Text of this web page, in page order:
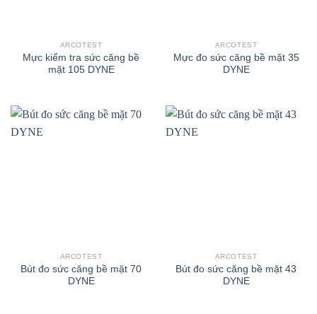
ARCOTEST
Mực kiểm tra sức căng bề
mặt 105 DYNE
ARCOTEST
Mực đo sức căng bề mặt 35
DYNE
ARCOTEST
Bút đo sức căng bề mặt 70
DYNE
ARCOTEST
Bút đo sức căng bề mặt 43
DYNE